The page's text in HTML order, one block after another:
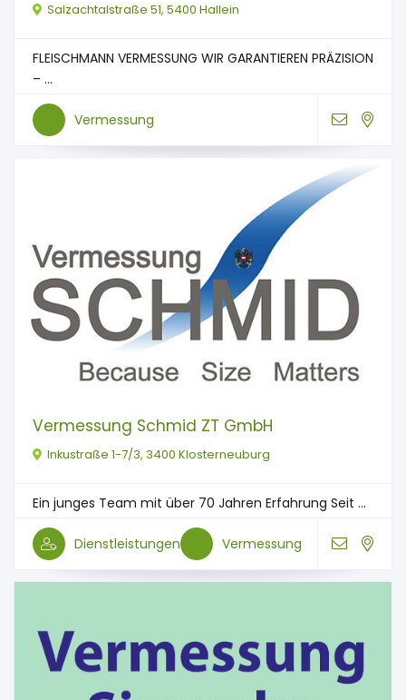
Salzachtalstraße 51, 5400 Hallein
FLEISCHMANN VERMESSUNG WIR GARANTIEREN PRÄZISION
– ...
Vermessung
Vermessung Schmid ZT GmbH
Inkustraße 1-7/3, 3400 Klosterneuburg
Ein junges Team mit über 70 Jahren Erfahrung Seit ...
Dienstleistungen Vermessung